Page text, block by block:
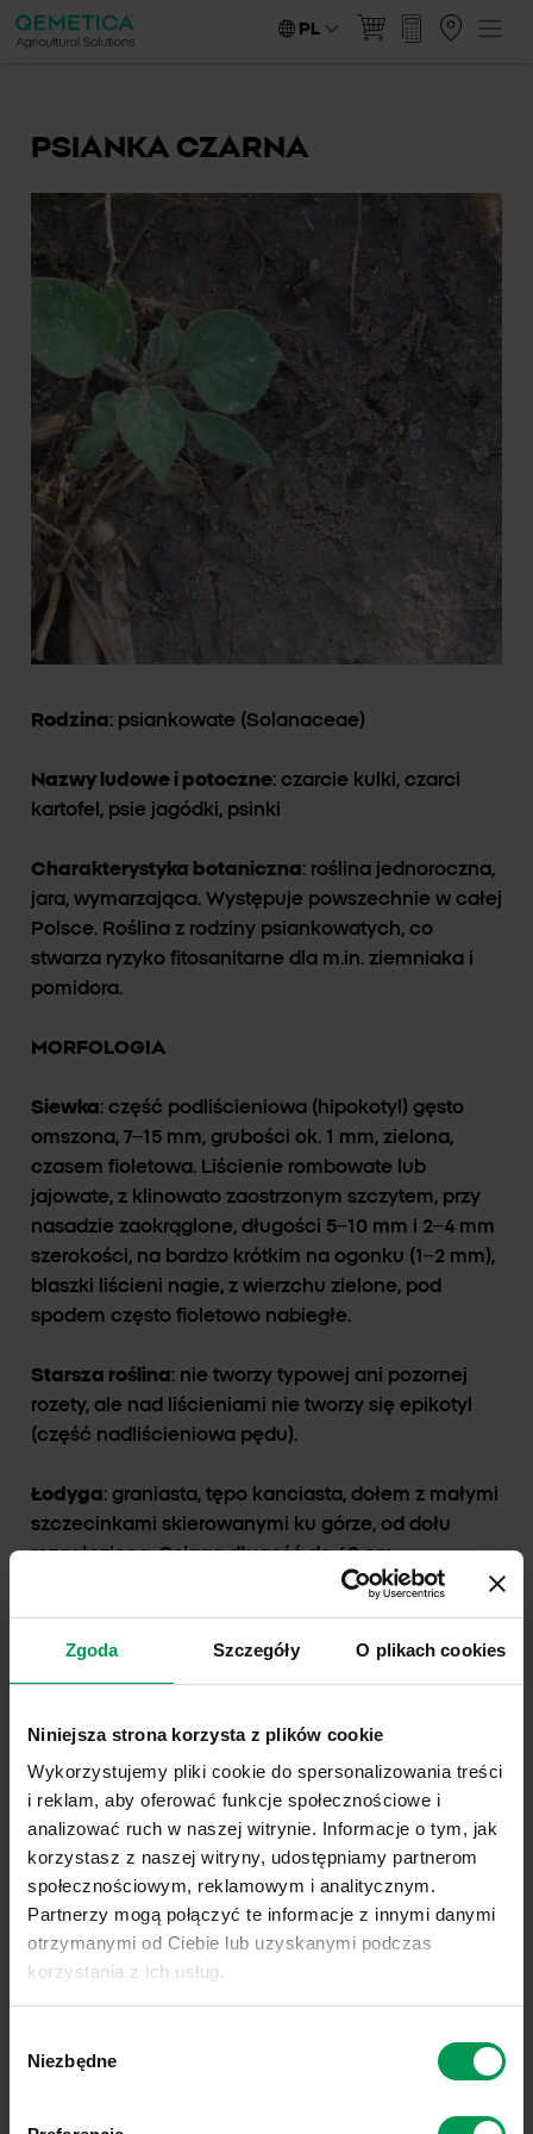
Zgoda Szczegóły O plikach cookies
Niniejsza strona korzysta z plików cookie
Wykorzystujemy pliki cookie do spersonalizowania treści
i reklam, aby oferować funkcje społecznościowe i
analizować ruch w naszej witrynie. Informacje o tym, jak
korzystasz z naszej witryny, udostępniamy partnerom
społecznościowym, reklamowym i analitycznym.
Partnerzy mogą połączyć te informacje z innymi danymi
otrzymanymi od Ciebie lub uzyskanymi podczas
korzystania z ich usług.
Link do informacji o plikach cookies:
zgody
Niezbędne
PL
PSIANKA CZARNA
Rodzina: psiankowate (Solanaceae)
Nazwy ludowe i potoczne: czarcie kulki, czarci
kartofel, psie jagódki, psinki
Charakterystyka botaniczna: roślina jednoroczna,
jara, wymarzająca. Występuje powszechnie w całej
Polsce. Roślina z rodziny psiankowatych, co
stwarza ryzyko fitosanitarne dla m.in. ziemniaka i
pomidora.
MORFOLOGIA
Siewka: część podliścieniowa (hipokotyl) gęsto
omszona, 7–15 mm, grubości ok. 1 mm, zielona,
czasem fioletowa. Liścienie rombowate lub
jajowate, z klinowato zaostrzonym szczytem, przy
nasadzie zaokrąglone, długości 5–10 mm i 2–4 mm
szerokości, na bardzo krótkim na ogonku (1–2 mm),
blaszki liścieni nagie, z wierzchu zielone, pod
spodem często fioletowo nabiegłe.
Starsza roślina: nie tworzy typowej ani pozornej
rozety, ale nad liścieniami nie tworzy się epikotyl
(część nadliścieniowa pędu).
Łodyga: graniasta, tępo kanciasta, dołem z małymi
szczecinkami skierowanymi ku górze, od dołu
rozgałęziona. Osiąga długość do 60 cm
Liście na łodydze
: rombowate, jajowate, eliptyczne,
połowy blaszki, ustawione na łodydze skrętolegle.
Korzeń
: palowy, dość cienki, silnie rozgałęziony na
całej długości, osiąga głębokość od kilku do 20–30
cm.
Kwiaty: skupione w podbaldaszki, białe lub kre-
mowe, żółtawe, dość duże (ok. 10 mm średnicy),
pięciopłatkowe.